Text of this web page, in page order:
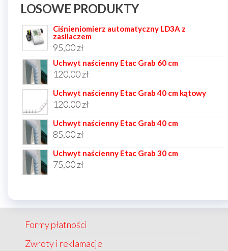
LOSOWE PRODUKTY
Ciśnieniomierz automatyczny LD3A z
zasilaczem
95,00zł
Uchwyt naścienny Etac Grab 60 cm
120,00zł
Uchwyt naścienny Etac Grab 40 cm kątowy
120,00zł
Uchwyt naścienny Etac Grab 40 cm
85,00zł
Uchwyt naścienny Etac Grab 30 cm
75,00zł
Formy płatności
Zwroty i reklamacje